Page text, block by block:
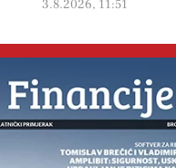
3.8.2026, 11:51